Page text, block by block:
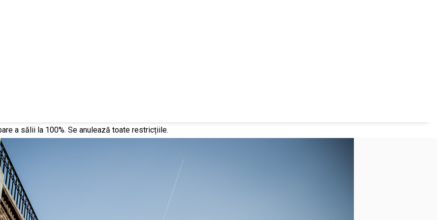
a sălii la 100%. Se anulează toate restricțiile.